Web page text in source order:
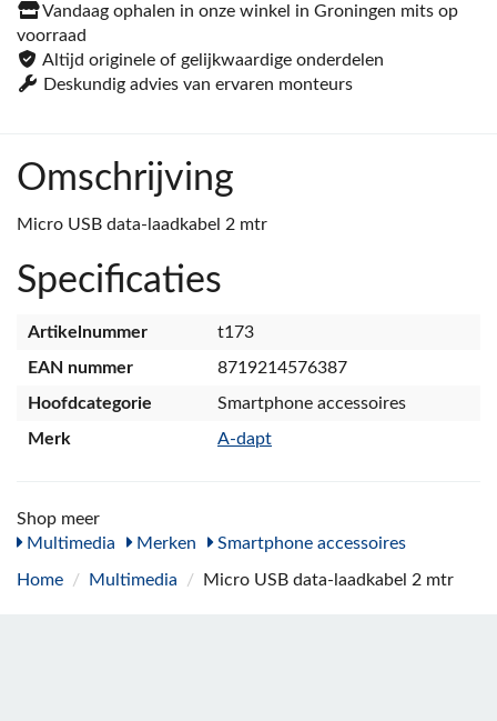
Vandaag ophalen in onze winkel in Groningen mits op
voorraad
Altijd originele of gelijkwaardige onderdelen
Deskundig advies van ervaren monteurs
Omschrijving
Micro USB data-laadkabel 2 mtr
Specificaties
Artikelnummer
t173
EAN nummer
8719214576387
Hoofdcategorie
Smartphone accessoires
Merk
A-dapt
Shop meer
Multimedia
Merken Smartphone accessoires
Home / Multimedia / Micro USB data-laadkabel 2 mtr